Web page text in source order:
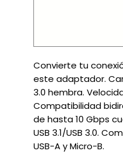
Convierte tu
este adaptador.
3.0 hembra.
Compatibilidad
de hasta 10 Gbps
USB 3.1/USB 3.0.
USB-A y Micro-B.